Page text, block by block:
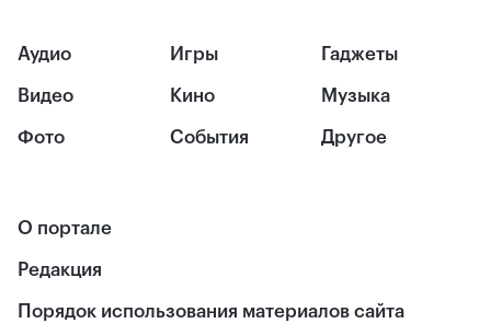
Аудио
Видео
Фото
Игры
Кино
События
Гаджеты
Музыка
Другое
О портале
Редакция
Порядок использования материалов сайта